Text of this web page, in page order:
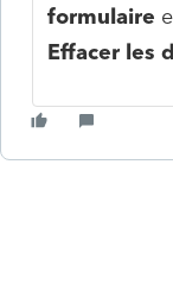
formulaire
Effacer les